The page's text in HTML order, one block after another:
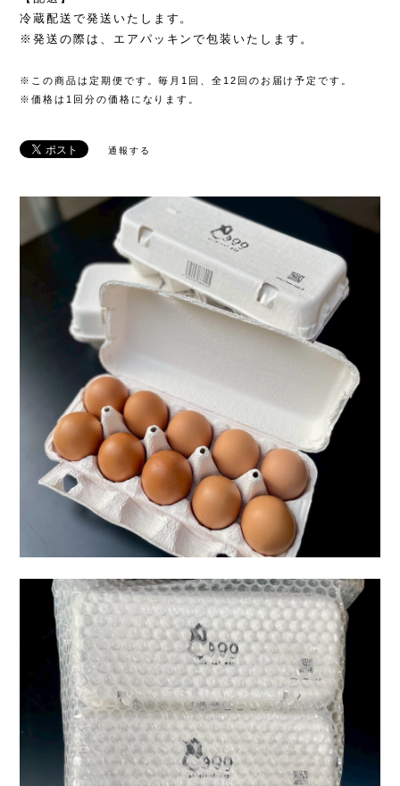
冷蔵配送で発送いたします。
※発送の際は、エアパッキンで包装いたします。
※この商品は定期便です。毎月1回、全12回のお届け予定です。
※価格は1回分の価格になります。
通報する